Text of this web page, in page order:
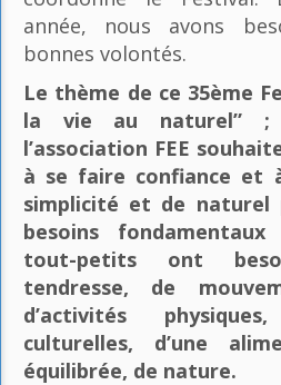
année, nous avons
bonnes volontés.
Le thème de ce 35ème
la vie au naturel” ;
l’association FEE
à se faire confiance et
simplicité et de naturel
besoins
tout-petits ont
tendresse, de
d’activités
culturelles, d’une
équilibrée, de nature.